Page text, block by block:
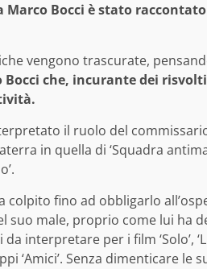
Bocci è stato
vengono trascurate,
Bocci che, incurante dei
il ruolo del
in quella di ‘Squadra
colpito fino ad obbligarlo
suo male, proprio come lui ha
interpretare per i film ‘Solo’,
‘Amici’. Senza dimenticare